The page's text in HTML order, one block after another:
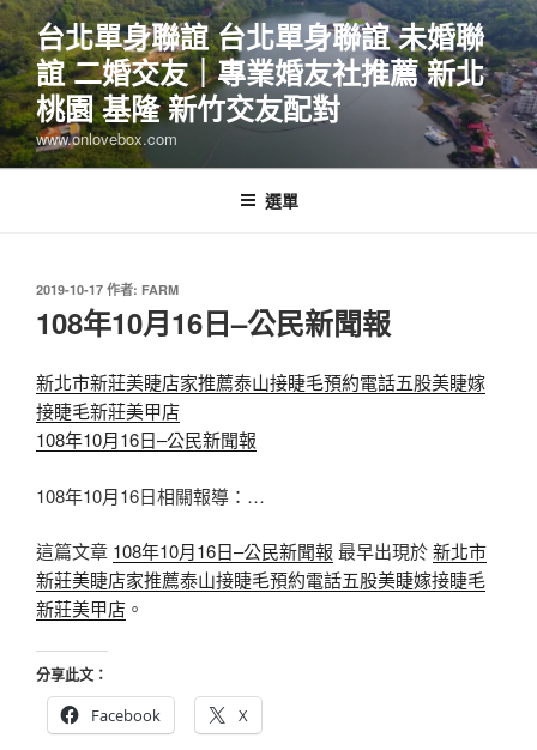
跳
至
主
要
內
容
台北單身聯誼 台北單身聯誼 未婚聯
誼 二婚交友｜專業婚友社推薦 新北
桃園 基隆 新竹交友配對
www.onlovebox.com
選單
發
於
2019-10-17 作者: FARM
108年10月16日–公民新聞報
新北市新莊美睫店家推薦泰山接睫毛預約電話五股美睫嫁
接睫毛新莊美甲店
108年10月16日–公民新聞報
108年10月16日相關報導：…
這篇文章 108年10月16日–公民新聞報 最早出現於新北市
新莊美睫店家推薦泰山接睫毛預約電話五股美睫嫁接睫毛
新莊美甲店 。
分享此文：
Facebook
X